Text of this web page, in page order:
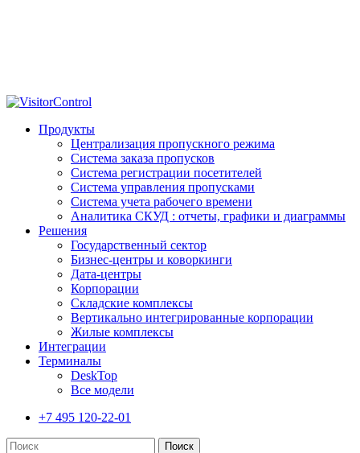
Продукты
Централизация пропускного режима
Система заказа пропусков
Система регистрации посетителей
Система управления пропусками
Система учета рабочего времени
Аналитика СКУД : отчеты, графики и диаграммы
Решения
Государственный сектор
Бизнес-центры и коворкинги
Дата-центры
Корпорации
Складские комплексы
Вертикально интегрированные корпорации
Жилые комплексы
Интеграции
Терминалы
DeskTop
Все модели
+7 495 120-22-01